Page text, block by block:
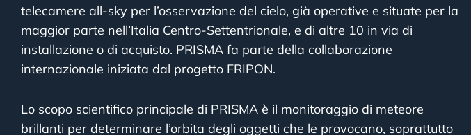
telecamere all-sky per l’osservazione del cielo, già operative e situate per la
maggior parte nell’Italia Centro-Settentrionale, e di altre 10 in via di
installazione o di acquisto. PRISMA fa parte della collaborazione
internazionale iniziata dal progetto FRIPON.
Lo scopo scientifico principale di PRISMA è il monitoraggio di meteore
brillanti per determinare l’orbita degli oggetti che le provocano, soprattutto